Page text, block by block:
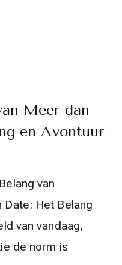
Meer dan
en Avontuur
van
Date: Het Belang
van vandaag,
de norm is